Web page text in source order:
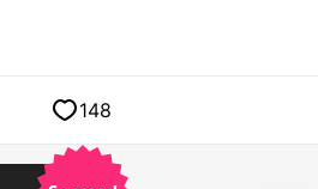
148